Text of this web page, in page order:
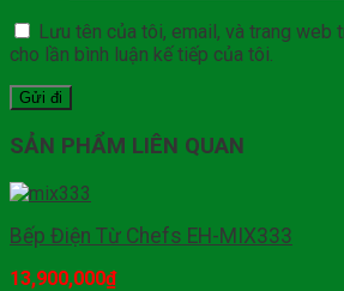
Lưu tên của tôi, email, và trang web
cho lần bình luận kế tiếp của tôi.
SẢN PHẨM LIÊN QUAN
Bếp Điện Từ Chefs EH-MIX333
13,900,000₫